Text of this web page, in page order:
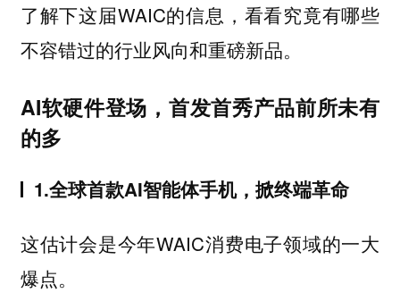
了解下这届WAIC的信息，看看究竟有哪些
不容错过的行业风向和重磅新品。
AI软硬件登场，首发首秀产品前所未有
的多
1.全球首款AI智能体手机，掀终端革命
这估计会是今年WAIC消费电子领域的一大
爆点。